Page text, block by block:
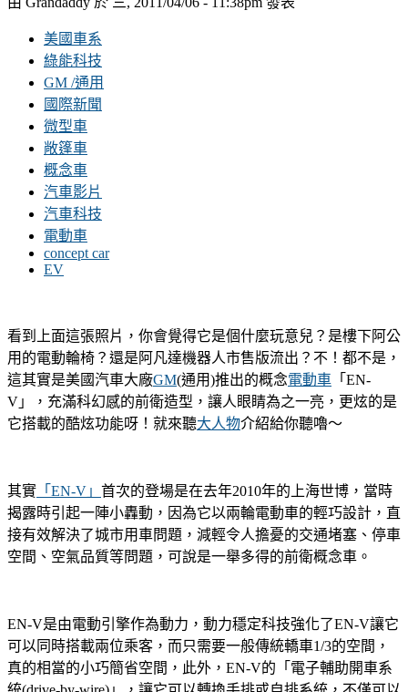
美國車系
綠能科技
GM /通用
國際新聞
微型車
敞篷車
概念車
汽車影片
汽車科技
電動車
concept car
EV
看到上面這張照片，你會覺得它是個什麼玩意兒？是樓下阿公
用的電動輪椅？還是阿凡達機器人市售版流出？不！都不是，
這其實是美國汽車大廠GM(通用)推出的概念電動車 「EN-
V」，充滿科幻感的前衛造型，讓人眼睛為之一亮，更炫的是
它搭載的酷炫功能呀！就來聽大人物介紹給你聽嚕～
其實 「EN-V」 首次的登場是在去年2010年的上海世博，當時
揭露時引起一陣小轟動，因為它以兩輪電動車的輕巧設計，直
接有效解決了城市用車問題，減輕令人擔憂的交通堵塞、停車
空間、空氣品質等問題，可說是一舉多得的前衛概念車。
EN-V是由電動引擎作為動力，動力穩定科技強化了EN-V讓它
可以同時搭載兩位乘客，而只需要一般傳統轎車1/3的空間，
真的相當的小巧簡省空間，此外，EN-V的「電子輔助開車系